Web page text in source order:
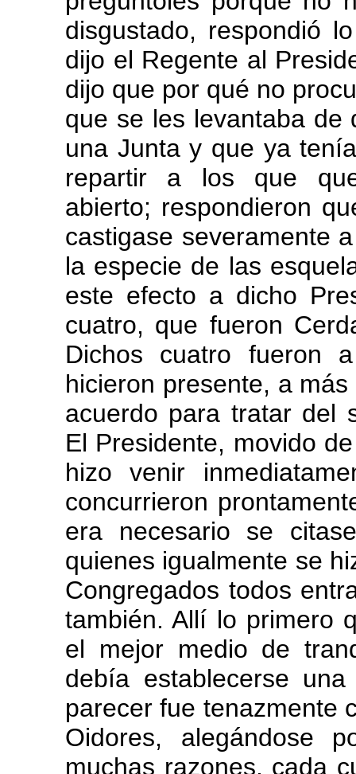
disgustado, respondió
dijo el Regente al
dijo que por qué no
que se les levantaba de
una Junta y que ya
repartir a los que
abierto; respondieron
castigase severamente
la especie de las
este efecto a dicho
cuatro, que fueron
Dichos cuatro fueron
hicieron presente, a
acuerdo para tratar del
El Presidente, movido
hizo venir
concurrieron
era necesario se
quienes igualmente se
Congregados todos
también. Allí lo primero
el mejor medio de
debía establecerse
parecer fue tenazmente
Oidores, alegándose
muchas razones, cada